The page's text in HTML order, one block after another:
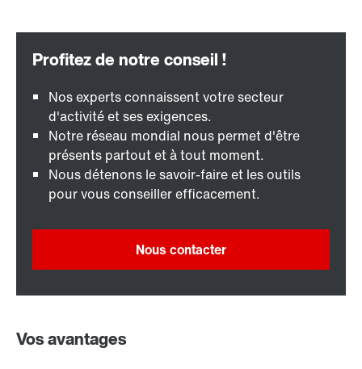
Nos experts connaissent votre secteur
d'activité et ses exigences.
Notre réseau mondial nous permet d'être
présents partout et à tout moment.
Nous détenons le savoir-faire et les outils
pour vous conseiller efficacement.
Nous contacter
Vos avantages